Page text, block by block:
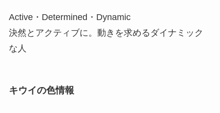
Active・Determined・Dynamic
決然とアクティブに。動きを求めるダイナミック
な人
キウイの色情報